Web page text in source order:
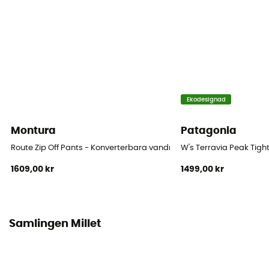
Montura
Route Zip Off Pants - Konverterbara vandringsbyxa - Dam
1609,00 kr
Ekodesignad
Patagonia
W's Terravia Peak
1499,00 kr
Samlingen Millet